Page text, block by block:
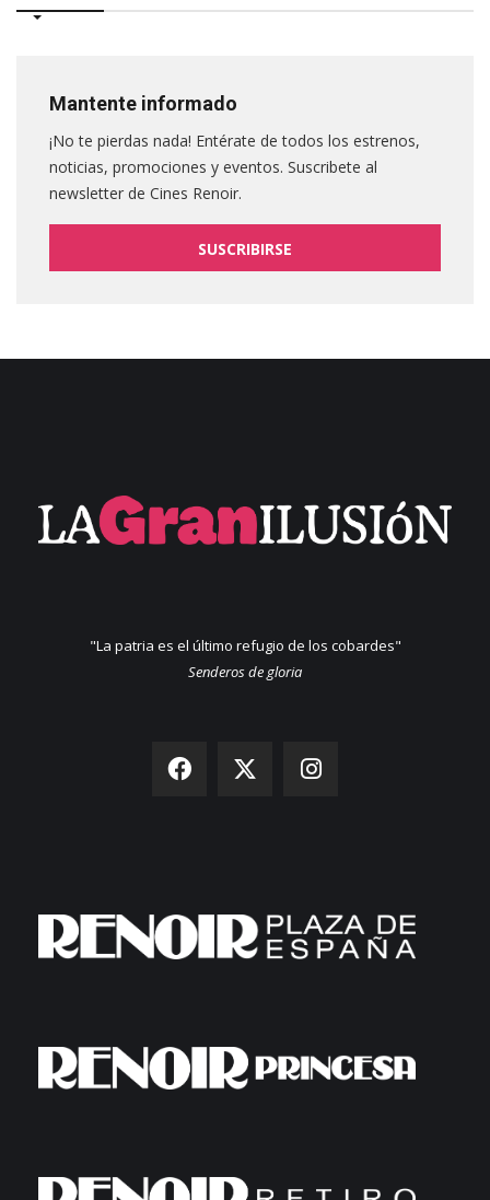
Mantente informado
¡No te pierdas nada! Entérate de todos los estrenos,
noticias, promociones y eventos. Suscribete al
newsletter de Cines Renoir.
SUSCRIBIRSE
"La patria es el último refugio de los cobardes"
Senderos de gloria